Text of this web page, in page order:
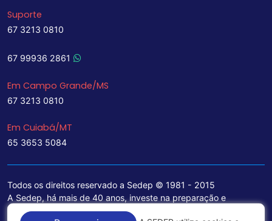
Suporte
67 3213 0810
67 99936 2861
Em Campo Grande/MS
67 3213 0810
Em Cuiabá/MT
65 3653 5084
Todos os direitos reservado a Sedep © 1981 - 2015
A Sedep, há mais de 40 anos, investe na preparação e
treinamento de funcionários e na aquisição de tecnologia de